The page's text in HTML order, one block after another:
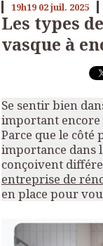
19h19 02juil. 2025
Les types
vasque à
Se sentir bien
important encore
Parce que le côté
importance dans
conçoivent
entreprise de
en place pour